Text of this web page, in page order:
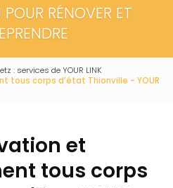
RÉNOVER ET
: services de YOUR LINK
tous corps d’état Thionville - YOUR
et
tous corps